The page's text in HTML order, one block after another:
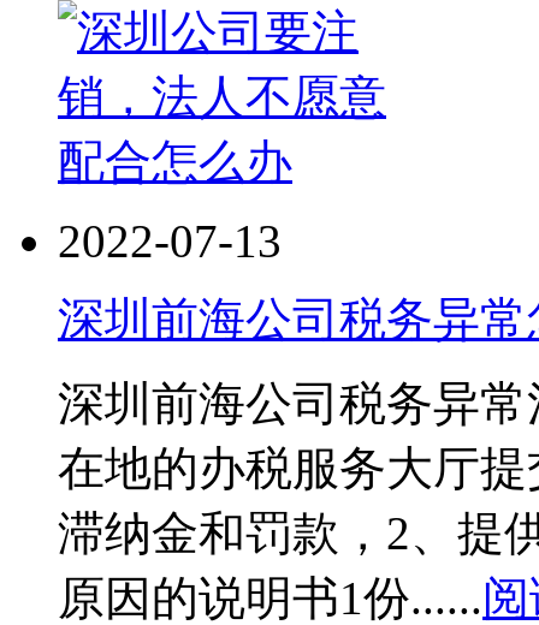
2022-07-13
深圳前海公司税务异
深圳前海公司税务异
在地的办税服务大厅
滞纳金和罚款，2、提
原因的说明书1份......